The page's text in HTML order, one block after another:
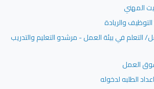
المهني
والريادة
التعلم في بيئة العمل - مرشدو التعليم والتدريب
العمل
الطلبه لدخوله